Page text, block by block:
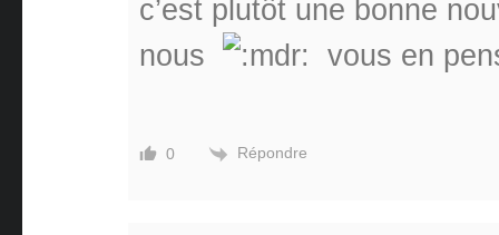
c’est plutôt une bonne
nous
vous en
0 Répondre